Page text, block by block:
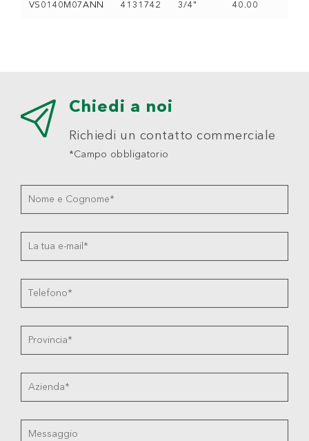
VS0140M07ANN 4131742 3/4" 40.00
Chiedi a noi
Richiedi un contatto commerciale
*Campo obbligatorio